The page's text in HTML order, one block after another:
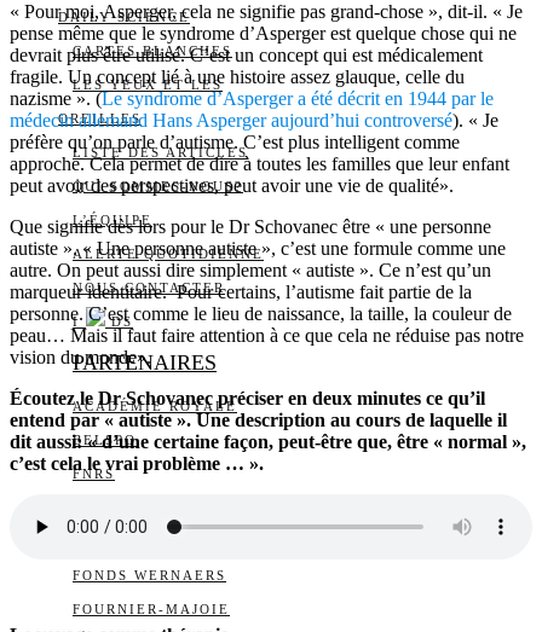
DAILY SCIENCE
CARTES BLANCHES
LES YEUX ET LES
OREILLES
LISTE DES ARTICLES
QUI SOMMES-NOUS?
L’ÉQUIPE
ALERTE QUOTIDIENNE
NOUS CONTACTER
I DS
PARTENAIRES
ACADÉMIE ROYALE
BELSPO
FNRS
FONDS WERNAERS
FOURNIER-MAJOIE
« Pour moi, Asperger, cela ne signifie pas grand-chose », dit-il. « Je
pense même que le syndrome d’Asperger est quelque chose qui ne
devrait plus être utilisé. C’est un concept qui est médicalement
fragile. Un concept lié à une histoire assez glauque, celle du
nazisme ». (Le syndrome d’Asperger a été décrit en 1944 par le
médecin allemand Hans Asperger aujourd’hui controversé). « Je
préfère qu’on parle d’autisme. C’est plus intelligent comme
approche. Cela permet de dire à toutes les familles que leur enfant
peut avoir des perspectives, peut avoir une vie de qualité».
Que signifie dès lors pour le Dr Schovanec être « une personne
autiste ». « Une personne autiste », c’est une formule comme une
autre. On peut aussi dire simplement « autiste ». Ce n’est qu’un
marqueur identitaire. Pour certains, l’autisme fait partie de la
personne. C’est comme le lieu de naissance, la taille, la couleur de
peau… Mais il faut faire attention à ce que cela ne réduise pas notre
vision du monde».
Écoutez le Dr Schovanec préciser en deux minutes ce qu’il
entend par « autiste ». Une description au cours de laquelle il
dit aussi: « d’une certaine façon, peut-être que, être « normal »,
c’est cela le vrai problème … ».